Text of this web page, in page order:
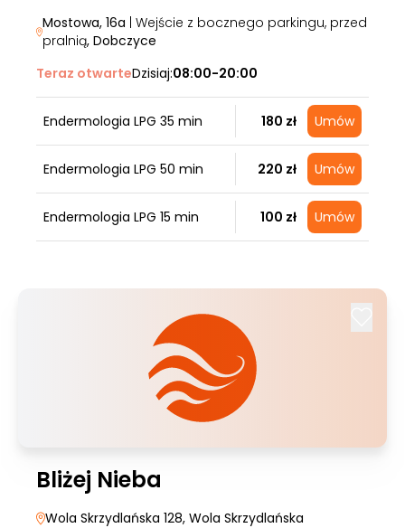
Mostowa, 16a | Wejście z bocznego parkingu, przed
pralnią, Dobczyce
Teraz otwarteDzisiaj:08:00-20:00
Endermologia LPG 35 min 180 zł Umów
Endermologia LPG 50 min 220 zł Umów
Endermologia LPG 15 min 100 zł Umów
Bliżej Nieba
Wola Skrzydlańska 128, Wola Skrzydlańska